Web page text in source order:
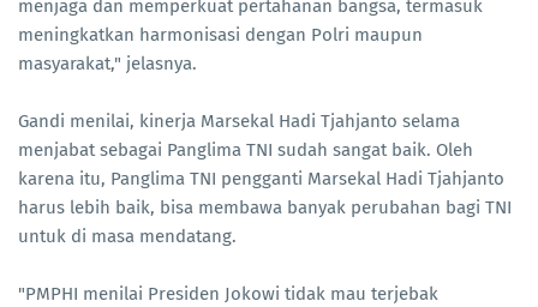
menjaga dan memperkuat pertahanan bangsa, termasuk
meningkatkan harmonisasi dengan Polri maupun
masyarakat," jelasnya.
Gandi menilai, kinerja Marsekal Hadi Tjahjanto selama
menjabat sebagai Panglima TNI sudah sangat baik. Oleh
karena itu, Panglima TNI pengganti Marsekal Hadi Tjahjanto
harus lebih baik, bisa membawa banyak perubahan bagi TNI
untuk di masa mendatang.
"PMPHI menilai Presiden Jokowi tidak mau terjebak